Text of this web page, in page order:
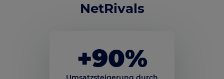
NetRivals
+90%